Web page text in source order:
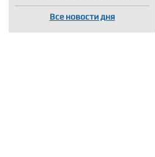
Все новости дня